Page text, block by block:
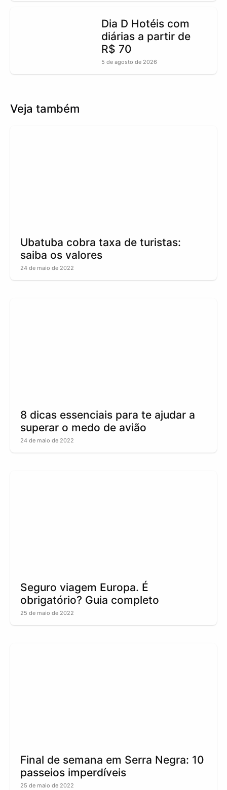
Dia D Hotéis com
diárias a partir de
R$ 70
5 de agosto de 2026
Veja também
Ubatuba cobra taxa de turistas:
saiba os valores
24 de maio de 2022
8 dicas essenciais para te ajudar a
superar o medo de avião
24 de maio de 2022
Seguro viagem Europa. É
obrigatório? Guia completo
25 de maio de 2022
Final de semana em Serra Negra: 10
passeios imperdíveis
25 de maio de 2022